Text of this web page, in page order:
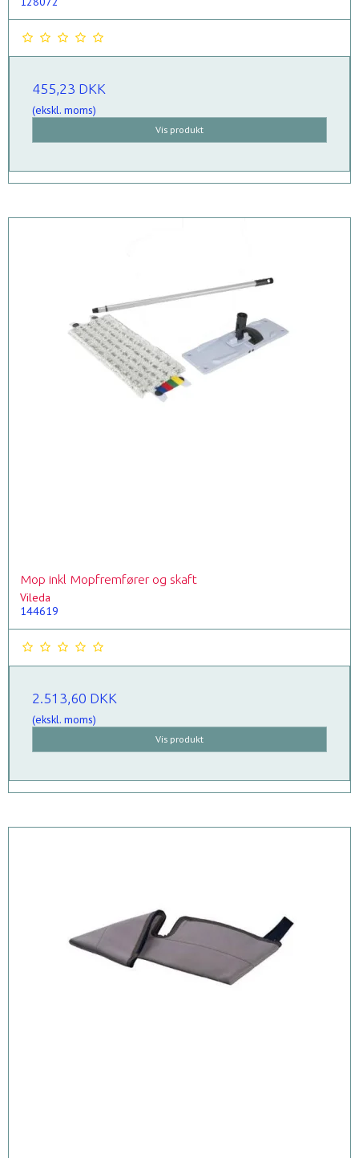
455,23 DKK
(ekskl. moms)
Vis produkt
Mop inkl Mopfremfører og skaft
Vileda
144619
2.513,60 DKK
(ekskl. moms)
Vis produkt